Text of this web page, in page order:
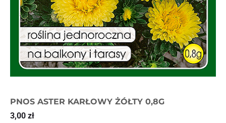
PNOS ASTER KARŁOWY ŻÓŁTY 0,8G
3,00 zł